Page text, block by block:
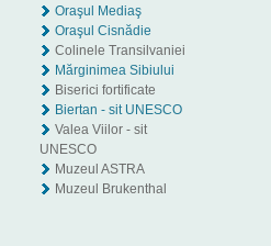
Oraşul Mediaş
Oraşul Cisnădie
Colinele Transilvaniei
Mărginimea Sibiului
Biserici fortificate
Biertan - sit UNESCO
Valea Viilor - sit
UNESCO
Muzeul ASTRA
Muzeul Brukenthal